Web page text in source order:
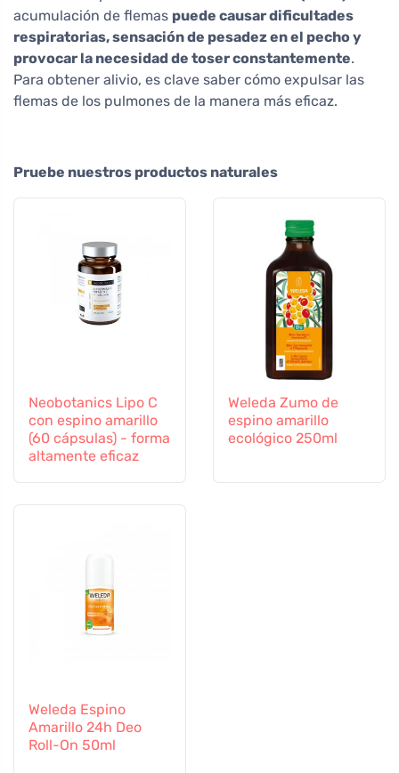
acumulación de flemas puede causar dificultades
respiratorias, sensación de pesadez en el pecho y
provocar la necesidad de toser constantemente.
Para obtener alivio, es clave saber cómo expulsar las
flemas de los pulmones de la manera más eficaz.
Pruebe nuestros productos naturales
Neobotanics Lipo C
con espino amarillo
(60 cápsulas) - forma
altamente eficaz
Weleda Zumo de
espino amarillo
ecológico 250ml
Weleda Espino
Amarillo 24h Deo
Roll-On 50ml